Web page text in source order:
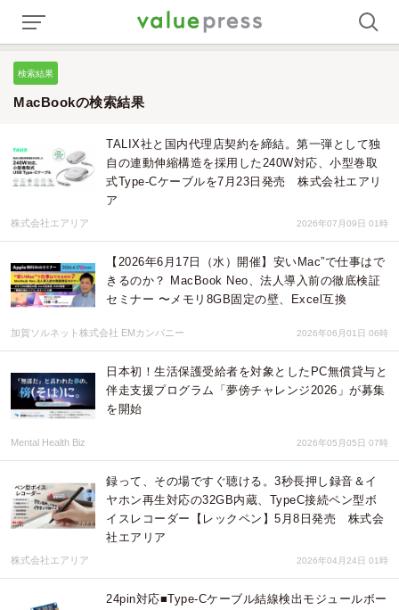
検索結果
MacBookの検索結果
TALIX社と国内代理店契約を締結。第一弾として独
自の連動伸縮構造を採用した240W対応、小型巻取
式Type-Cケーブルを7月23日発売 株式会社エアリ
ア
株式会社エアリア 2026年07月09日 01時
【2026年6月17日（水）開催】安いMac”で仕事はで
きるのか？ MacBook Neo、法人導入前の徹底検証
セミナー 〜メモリ8GB固定の壁、Excel互換
加賀ソルネット株式会社 EMカンパニー 2026年06月01日 06時
日本初！生活保護受給者を対象としたPC無償貸与と
伴走支援プログラム「夢傍チャレンジ2026」が募集
を開始
Mental Health Biz 2026年05月05日 07時
録って、その場ですぐ聴ける。3秒長押し録音＆イ
ヤホン再生対応の32GB内蔵、TypeC接続ペン型ボ
イスレコーダー【レックペン】5月8日発売 株式会
社エアリア
株式会社エアリア 2026年04月24日 01時
24pin対応■Type-Cケーブル結線検出モジュールボー